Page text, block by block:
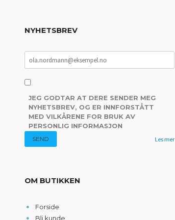
NYHETSBREV
JEG GODTAR AT DERE SENDER MEG
NYHETSBREV, OG ER INNFORSTÅTT
MED VILKÅRENE FOR BRUK AV
PERSONLIG INFORMASJON
Les mer
OM BUTIKKEN
Forside
Bli kunde